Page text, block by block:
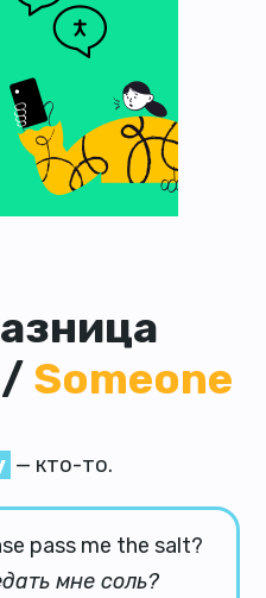
/ Someone
— кто-то.
pass me the salt?
мне соль?